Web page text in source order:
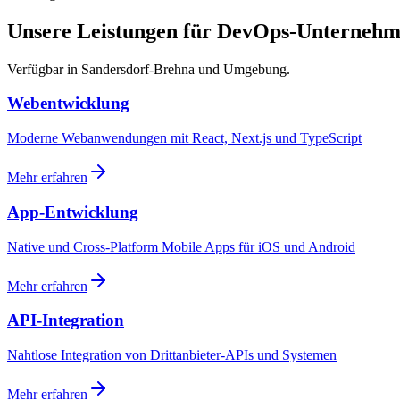
Unsere Leistungen für DevOps-
Verfügbar in Sandersdorf-Brehna und Umgebung.
Webentwicklung
Moderne Webanwendungen mit React, Next.js und TypeScript
Mehr erfahren
App-Entwicklung
Native und Cross-Platform Mobile Apps für iOS und Android
Mehr erfahren
API-Integration
Nahtlose Integration von Drittanbieter-APIs und Systemen
Mehr erfahren